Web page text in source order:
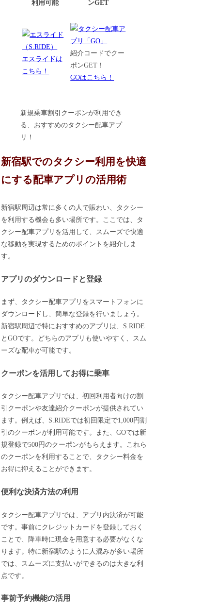
利用可能 ンGET
エスライドは
こちら！
紹介コードでクー
ポンGET！
GOはこちら！
新規乗車割引クーポンが利用でき
る、おすすめのタクシー配車アプ
リ！
新宿駅でのタクシー利用を快適
にする配車アプリの活用術
新宿駅周辺は常に多くの人で賑わい、タクシー
を利用する機会も多い場所です。ここでは、タ
クシー配車アプリを活用して、スムーズで快適
な移動を実現するためのポイントを紹介しま
す。
アプリのダウンロードと登録
まず、タクシー配車アプリをスマートフォンに
ダウンロードし、簡単な登録を行いましょう。
新宿駅周辺で特におすすめのアプリは、S.RIDE
とGOです。どちらのアプリも使いやすく、スム
ーズな配車が可能です。
クーポンを活用してお得に乗車
タクシー配車アプリでは、初回利用者向けの割
引クーポンや友達紹介クーポンが提供されてい
ます。例えば、S.RIDEでは初回限定で1,000円割
引のクーポンが利用可能です。また、GOでは新
規登録で500円のクーポンがもらえます。これら
のクーポンを利用することで、タクシー料金を
お得に抑えることができます。
便利な決済方法の利用
タクシー配車アプリでは、アプリ内決済が可能
です。事前にクレジットカードを登録しておく
ことで、降車時に現金を用意する必要がなくな
ります。特に新宿駅のように人混みが多い場所
では、スムーズに支払いができるのは大きな利
点です。
事前予約機能の活用